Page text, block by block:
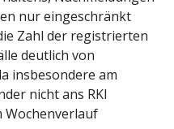
nur eingeschränkt
Zahl der registrierten
deutlich von
insbesondere am
nicht ans RKI
Wochenverlauf